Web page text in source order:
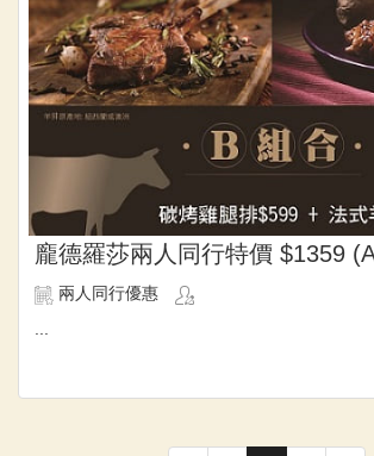
龐德羅莎兩人同行特價 $1359
兩人同行優惠
...